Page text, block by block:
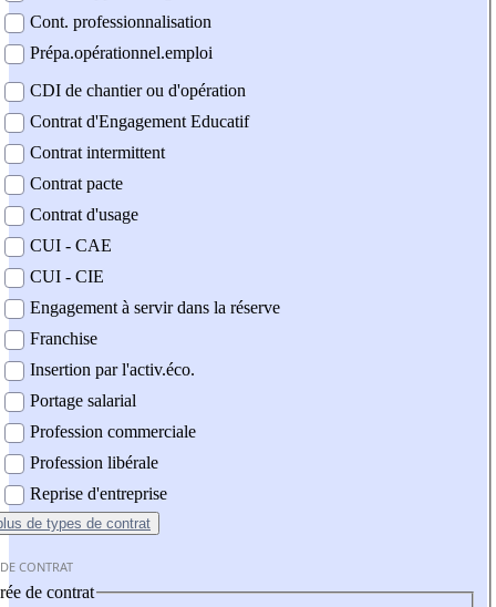
Cont. professionnalisation
Prépa.opérationnel.emploi
CDI de chantier ou d'opération
Contrat d'Engagement Educatif
Contrat intermittent
Contrat pacte
Contrat d'usage
CUI - CAE
CUI - CIE
Engagement à servir dans la réserve
Franchise
Insertion par l'activ.éco.
Portage salarial
Profession commerciale
Profession libérale
Reprise d'entreprise
de types de contrat
CONTRAT
de contrat